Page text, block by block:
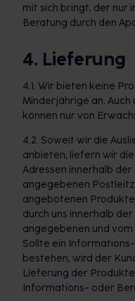
mit sich bringt, der nur
Beratung durch den
4. Lieferung
4.1. Wir bieten keine
Minderjährige an.
können nur von
4.2. Soweit wir die
anbieten, liefern wir
Adressen innerhalb
angegebenen
angebotenen
durch uns innerhalb
angegebenen und
Sollte ein
bestehen, wird der
Lieferung der
Informations- oder